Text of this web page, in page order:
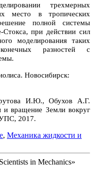
трехмерных
место в тропических
полной системы
при действии сил
моделирования таких
разностей с
Новосибирск:
И.Ю., Обухов А.Г.
и вращение Земли вокруг
2017.
, Механика жидкости и
in Mechanics»